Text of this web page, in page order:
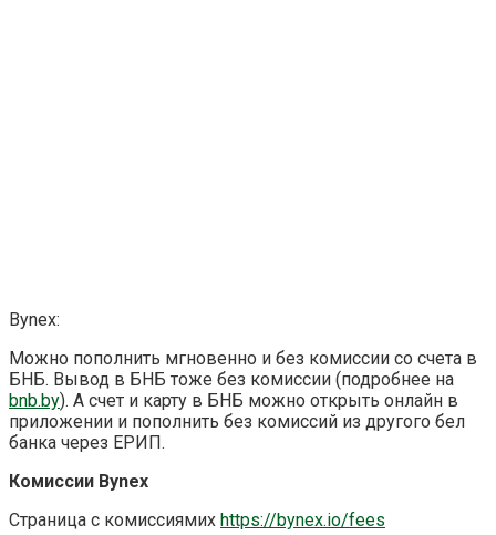
Bynex:
Можно пополнить мгновенно и без комиссии со счета в
БНБ. Вывод в БНБ тоже без комиссии (подробнее на
bnb.by). А счет и карту в БНБ можно открыть онлайн в
приложении и пополнить без комиссий из другого бел
банка через ЕРИП.
Комиссии Bynex
Страница с комиссиямиx https://bynex.io/fees